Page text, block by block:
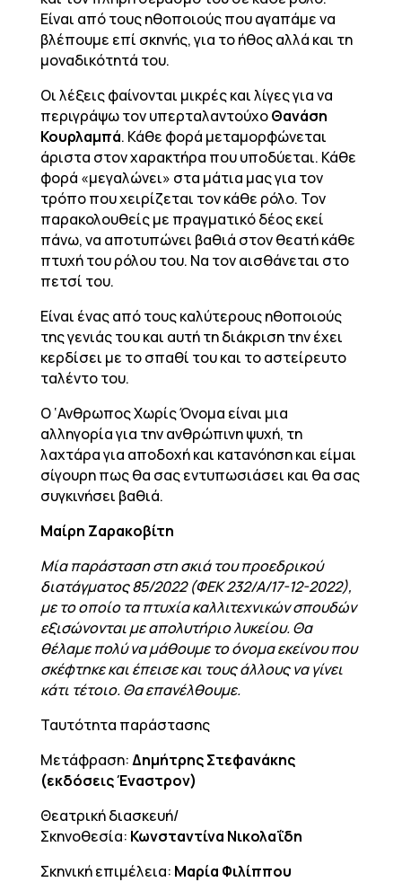
Είναι από τους ηθοποιούς που αγαπάμε να
βλέπουμε επί σκηνής, για το ήθος αλλά και τη
μοναδικότητά του.
Οι λέξεις φαίνονται μικρές και λίγες για να
περιγράψω τον υπερταλαντούχοΘανάση
Κουρλαμπά. Κάθε φορά μεταμορφώνεται
άριστα στον χαρακτήρα που υποδύεται. Κάθε
φορά «μεγαλώνει» στα μάτια μας για τον
τρόπο που χειρίζεται τον κάθε ρόλο. Τον
παρακολουθείς με πραγματικό δέος εκεί
πάνω, να αποτυπώνει βαθιά στον θεατή κάθε
πτυχή του ρόλου του. Να τον αισθάνεται στο
πετσί του.
Είναι ένας από τους καλύτερους ηθοποιούς
της γενιάς του και αυτή τη διάκριση την έχει
κερδίσει με το σπαθί του και το αστείρευτο
ταλέντο του.
Ο ‘Ανθρωπος Χωρίς Όνομα είναι μια
αλληγορία για την ανθρώπινη ψυχή, τη
λαχτάρα για αποδοχή και κατανόηση και είμαι
σίγουρη πως θα σας εντυπωσιάσει και θα σας
συγκινήσει βαθιά.
Μαίρη Ζαρακοβίτη
Μία παράσταση στη σκιά του προεδρικού
διατάγματος 85/2022 (ΦΕΚ 232/Α/17-12-2022),
με το οποίο τα πτυχία καλλιτεχνικών σπουδών
εξισώνονται με απολυτήριο λυκείου. Θα
θέλαμε πολύ να μάθουμε το όνομα εκείνου που
σκέφτηκε και έπεισε και τους άλλους να γίνει
κάτι τέτοιο. Θα επανέλθουμε.
Ταυτότητα παράστασης
Μετάφραση:Δημήτρης Στεφανάκης
(εκδόσεις Έναστρον)
Θεατρική διασκευή/
Σκηνοθεσία: Κωνσταντίνα Νικολαΐδη
Σκηνική επιμέλεια: Μαρία Φιλίππου